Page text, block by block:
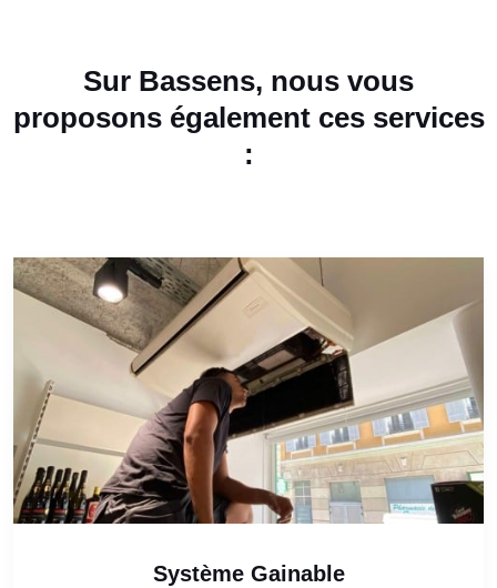
Sur Bassens, nous vous
proposons également ces services
:
Système Gainable